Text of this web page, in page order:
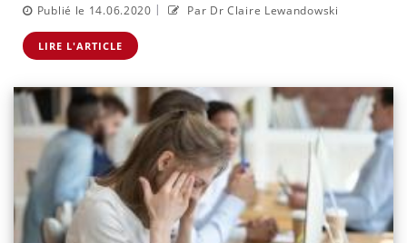
Publié le 14.06.2020 | Par Dr Claire Lewandowski
LIRE L'ARTICLE